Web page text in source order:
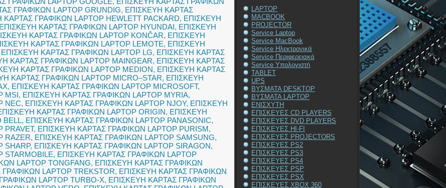
ΓΡΑΦΙΚΩΝ LAPTOP GRUNDIG, ΕΠΙΣΚΕΥΗ ΚΑΡΤΑΣ
ΓΡΑΦΙΚΩΝ LAPTOP HEWLETT PACKARD, ΕΠΙΣΚΕΥΗ
ΕΠΙΣΚΕΥΗ ΚΑΡΤΑΣ ΓΡΑΦΙΚΩΝ LAPTOP HYUNDAI, ΕΠΙΣΚΕΥΗ
ΚΑΡΤΑΣ ΓΡΑΦΙΚΩΝ LAPTOP KONČAR, ΕΠΙΣΚΕΥΗ
ΚΑΡΤΑΣ ΓΡΑΦΙΚΩΝ LAPTOP LEMOTE, ΕΠΙΣΚΕΥΗ
ΕΠΙΣΚΕΥΗ ΚΑΡΤΑΣ ΓΡΑΦΙΚΩΝ LAPTOP LG, ΕΠΙΣΚΕΥΗ ΚΑΡΤΑΣ
ΚΑΡΤΑΣ ΓΡΑΦΙΚΩΝ LAPTOP MAINGEAR, ΕΠΙΣΚΕΥΗ ΚΑΡΤΑΣ
ΚΑΡΤΑΣ ΓΡΑΦΙΚΩΝ LAPTOP MEDION, ΕΠΙΣΚΕΥΗ ΚΑΡΤΑΣ
ΚΑΡΤΑΣ ΓΡΑΦΙΚΩΝ LAPTOP MICRO–STAR, ΕΠΙΣΚΕΥΗ
, ΕΠΙΣΚΕΥΗ ΚΑΡΤΑΣ ΓΡΑΦΙΚΩΝ LAPTOP MICROSOFT,
MSI, ΕΠΙΣΚΕΥΗ ΚΑΡΤΑΣ ΓΡΑΦΙΚΩΝ LAPTOP MYRIA,
NEC, ΕΠΙΣΚΕΥΗ ΚΑΡΤΑΣ ΓΡΑΦΙΚΩΝ LAPTOP NJOY, ΕΠΙΣΚΕΥΗ
ΚΑΡΤΑΣ ΓΡΑΦΙΚΩΝ LAPTOP ORIGIN, ΕΠΙΣΚΕΥΗ
BELL, ΕΠΙΣΚΕΥΗ ΚΑΡΤΑΣ ΓΡΑΦΙΚΩΝ LAPTOP PANASONIC,
, ΕΠΙΣΚΕΥΗ ΚΑΡΤΑΣ ΓΡΑΦΙΚΩΝ LAPTOP PURISM,
RAZER, ΕΠΙΣΚΕΥΗ ΚΑΡΤΑΣ ΓΡΑΦΙΚΩΝ LAPTOP SAMSUNG,
SHARP, ΕΠΙΣΚΕΥΗ ΚΑΡΤΑΣ ΓΡΑΦΙΚΩΝ LAPTOP SIRAGON,
, ΕΠΙΣΚΕΥΗ ΚΑΡΤΑΣ ΓΡΑΦΙΚΩΝ LAPTOP
LAPTOP TONGFANG, ΕΠΙΣΚΕΥΗ ΚΑΡΤΑΣ ΓΡΑΦΙΚΩΝ
LAPTOP TREKSTOR, ΕΠΙΣΚΕΥΗ ΚΑΡΤΑΣ ΓΡΑΦΙΚΩΝ
LAPTOP TURBO-X, ΕΠΙΣΚΕΥΗ ΚΑΡΤΑΣ ΓΡΑΦΙΚΩΝ
LAPTOP
MACBOOK
PROJECTOR
Service Laptop
Service MacBook
Service Ηλεκτρονικά
Service Περιφερειακά
Service Υπολογιστή
TABLET
UPS
ΒΥΣΜΑΤΑ DESKTOP
ΒΥΣΜΑΤΑ LAPTOP
ΕΝΙΣΧΥΤΗ
ΕΠΙΣΚΕΥΕΣ CD PLAYERS
ΕΠΙΣΚΕΥΕΣ DVD PLAYERS
ΕΠΙΣΚΕΥΕΣ HI-FI
ΕΠΙΣΚΕΥΕΣ PROJECTORS
ΕΠΙΣΚΕΥΕΣ PS2
ΕΠΙΣΚΕΥΕΣ PS3
ΕΠΙΣΚΕΥΕΣ PS4
ΕΠΙΣΚΕΥΕΣ PSP
ΕΠΙΣΚΕΥΕΣ PSX
ΕΠΙΣΚΕΥΕΣ XBOX 360